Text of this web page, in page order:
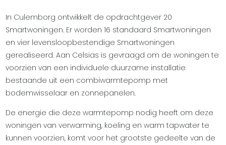
In Culemborg ontwikkelt de opdrachtgever 20
Smartwoningen. Er worden 16 standaard Smartwoningen
en vier levensloopbestendige Smartwoningen
gerealiseerd. Aan Celsias is gevraagd om de woningen te
voorzien van een individuele duurzame installatie
bestaande uit een combiwarmtepomp met
bodemwisselaar en zonnepanelen.
De energie die deze warmtepomp nodig heeft om deze
woningen van verwarming, koeling en warm tapwater te
kunnen voorzien, komt voor het grootste gedeelte van de